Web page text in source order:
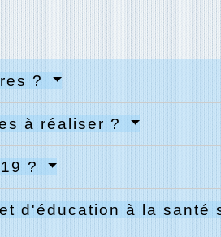
?
à réaliser ?
?
d'éducation à la santé